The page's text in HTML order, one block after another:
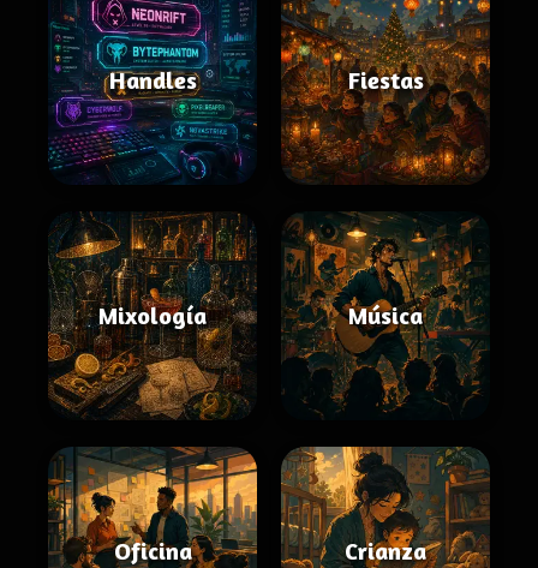
Handles Fiestas
Mixología Música
Oficina Crianza